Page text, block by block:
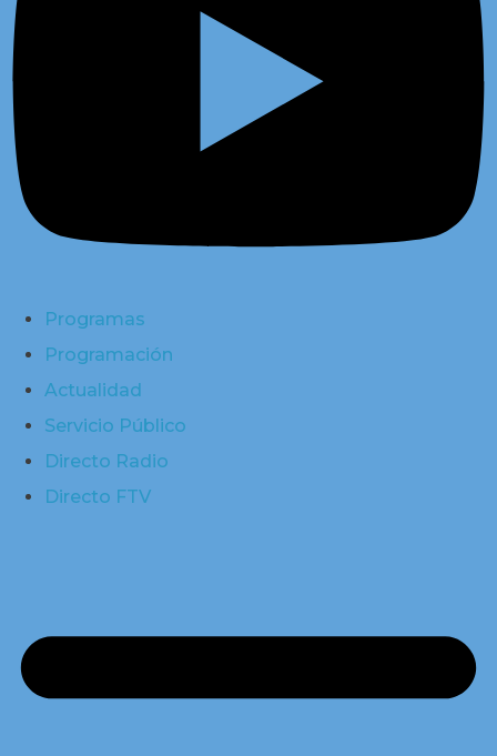
Programas
Programación
Actualidad
Servicio Público
Directo Radio
Directo FTV